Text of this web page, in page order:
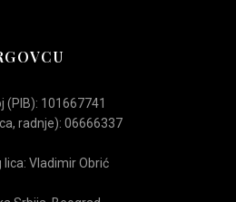
(PIB): 101667741
radnje): 06666337
Vladimir Obrić